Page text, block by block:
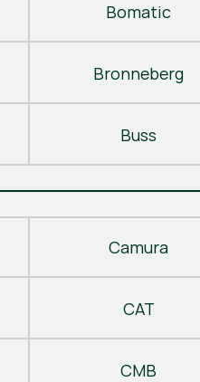
Bomatic
Bronneberg
Buss
Camura
CAT
CMB